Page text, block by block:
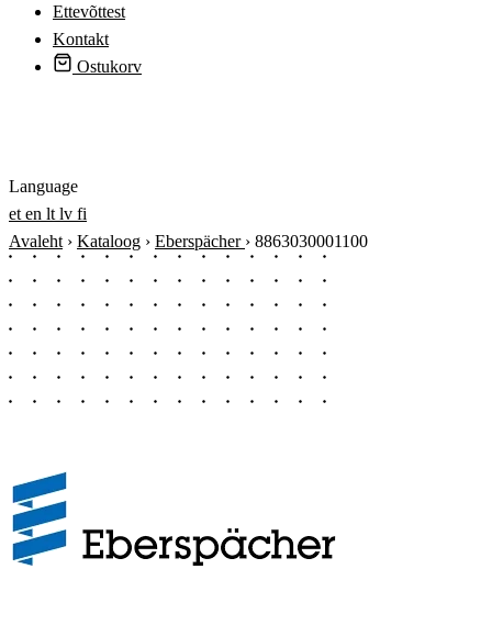
Ettevõttest
Kontakt
Ostukorv
Language
et en lt lv fi
Avaleht › Kataloog › Eberspächer › 8863030001100